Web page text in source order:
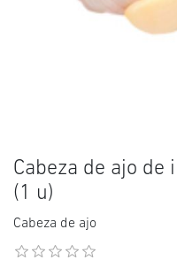
Cabeza de ajo de
(1 u)
Cabeza de ajo